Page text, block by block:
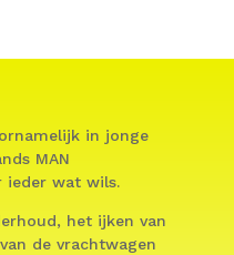
in jonge
MAN
ieder wat wils.
het ijken van
de vrachtwagen